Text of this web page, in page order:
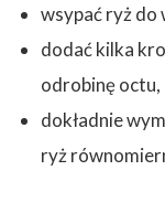
wsypać ryż do
dodać kilka
odrobinę octu,
dokładnie
ryż